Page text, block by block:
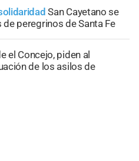
San Cayetano se
peregrinos de Santa Fe
el Concejo, piden al
de los asilos de